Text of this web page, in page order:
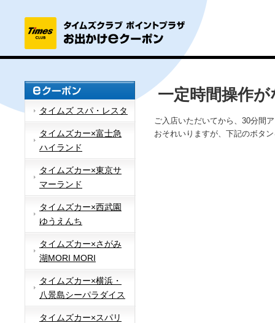
タイムズ スパ・レスタ
タイムズカー×富士急
ハイランド
タイムズカー×東京サ
マーランド
タイムズカー×西武園
ゆうえんち
タイムズカー×さがみ
湖MORI MORI
タイムズカー×横浜・
八景島シーパラダイス
タイムズカー×スパリ
一定時間操作
ご入店いただいてから、30分間
おそれいりますが、下記のボタ